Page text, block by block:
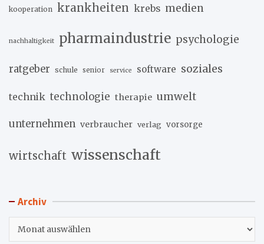
kooperation krankheiten krebs medien
nachhaltigkeit pharmaindustrie psychologie
ratgeber schule senior service software soziales
technik technologie therapie umwelt
unternehmen verbraucher verlag vorsorge
wirtschaft wissenschaft
Archiv